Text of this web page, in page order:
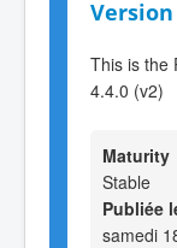
Version
This is the
4.4.0 (v2)
Maturity
Stable
Publiée
samedi